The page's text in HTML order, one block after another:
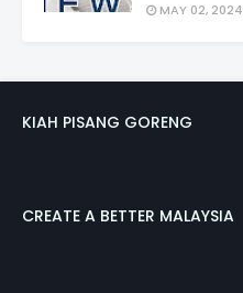
MAY 02, 2024
KIAH PISANG GORENG
CREATE A BETTER MALAYSIA